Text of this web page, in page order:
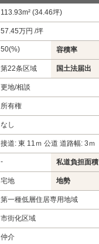
113.93m² (34.46坪)
57.45万円 /坪
50(%) 容積率
第22条区域 国土法届出
更地/相談
所有権
なし
接道: 東 11ｍ 公道 道路幅: 3ｍ
- 私道負担面積
宅地 地勢
第一種低層住居専用地域
市街化区域
仲介